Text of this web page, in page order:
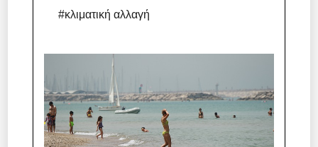
#κλιματική αλλαγή